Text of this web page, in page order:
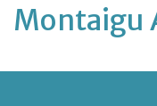
Montaigu